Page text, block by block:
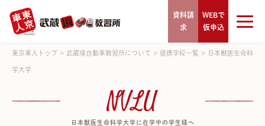
資料請
求
WEBで
仮申込
東京車人トップ > 武蔵境自動車教習所について > 提携学校一覧 > 日本獣医生命科
学大学
NVLU
日本獣医生命科学大学に在学中の学生様へ